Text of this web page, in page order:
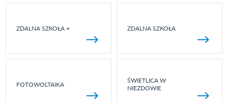
ZDALNA SZKOŁA + ZDALNA SZKOŁA
FOTOWOLTAIKA
ŚWIETLICA W
NIEZDOWIE